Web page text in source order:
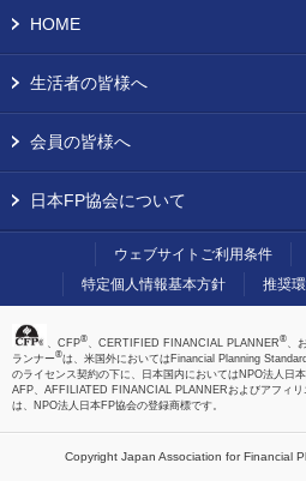
上へ
HOME
生活者の皆様へ
会員の皆様へ
日本FP協会について
ウェブサイトご利用条件
特定個人情報基本方針
推奨
、CFP® 、CERTIFIED FINANCIAL PLANNER® 、
ランナー®は、米国外においてはFinancial Planning
のライセンス契約の下に、日本国内においてはNPO法人日
AFP、AFFILIATED FINANCIAL PLANNERおよびアフィ
は、NPO法人日本FP協会の登録商標です。
Copyright Japan Association for Financial